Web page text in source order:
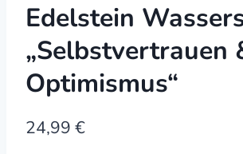
Edelstein
„Selbstvertrauen
Optimismus“
24,99 €